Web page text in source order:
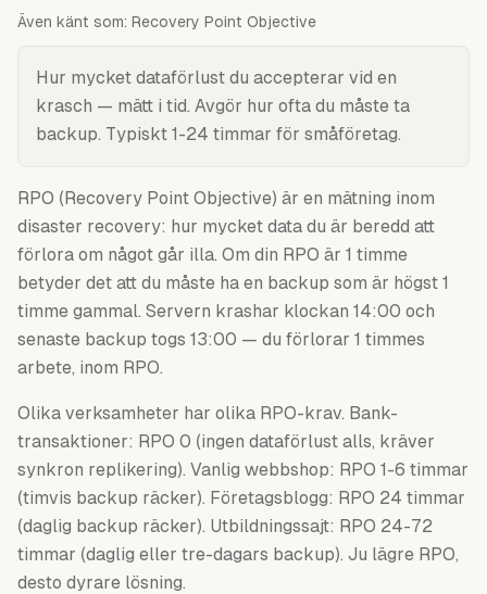
Även känt som: Recovery Point Objective
Hur mycket dataförlust du accepterar vid en
krasch — mätt i tid. Avgör hur ofta du måste ta
backup. Typiskt 1-24 timmar för småföretag.
RPO (Recovery Point Objective) är en mätning inom
disaster recovery: hur mycket data du är beredd att
förlora om något går illa. Om din RPO är 1 timme
betyder det att du måste ha en backup som är högst 1
timme gammal. Servern krashar klockan 14:00 och
senaste backup togs 13:00 — du förlorar 1 timmes
arbete, inom RPO.
Olika verksamheter har olika RPO-krav. Bank-
transaktioner: RPO 0 (ingen dataförlust alls, kräver
synkron replikering). Vanlig webbshop: RPO 1-6 timmar
(timvis backup räcker). Företagsblogg: RPO 24 timmar
(daglig backup räcker). Utbildningssajt: RPO 24-72
timmar (daglig eller tre-dagars backup). Ju lägre RPO,
desto dyrare lösning.